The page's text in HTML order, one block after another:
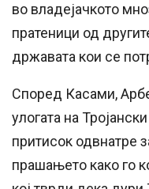
во владејачкото
пратеници од
државата кои се
Според Касами,
улогата на
притисок одвнатре
прашањето како го